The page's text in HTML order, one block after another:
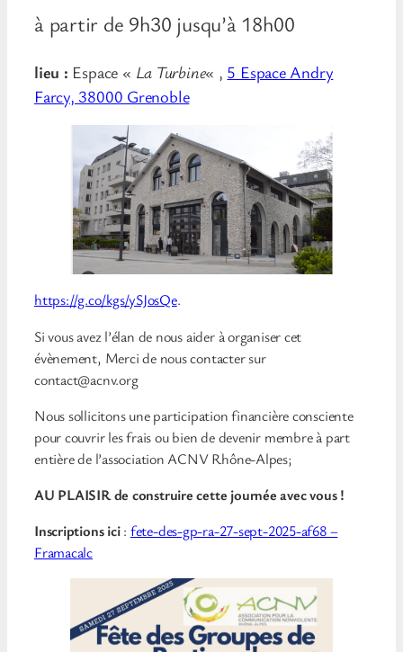
à partir de 9h30 jusqu’à 18h00
lieu : Espace « La Turbine« , 5 Espace Andry
Farcy, 38000 Grenoble
https://g.co/kgs/ySJosQe.
Si vous avez l’élan de nous aider à organiser cet
évènement, Merci de nous contacter sur
contact@acnv.org
Nous sollicitons une participation financière consciente
pour couvrir les frais ou bien de devenir membre à part
entière de l’association ACNV Rhône-Alpes;
AU PLAISIR de construire cette journée avec vous !
Inscriptions ici: fete-des-gp-ra-27-sept-2025-af68 –
Framacalc